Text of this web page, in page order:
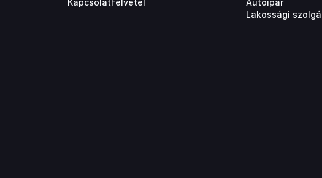
Kapcsolatfelvétel
Autóipar
Lakossági